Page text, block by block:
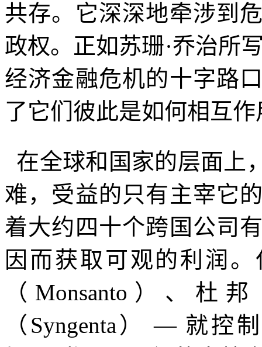
共存。它深深地牵涉到
政权。正如苏珊·乔治所
经济金融危机的十字路
了它们彼此是如何相互
在全球和国家的层面上
难，受益的只有主宰它
着大约四十个跨国公司
因而获取可观的利润
（ Monsanto ）、杜邦
（ Syngenta ） — 就控